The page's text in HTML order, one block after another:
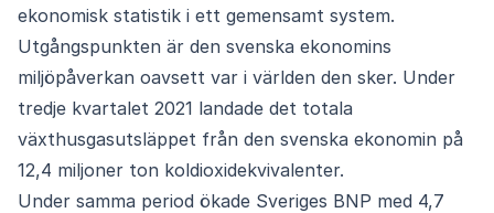
ekonomisk statistik i ett gemensamt system.
Utgångspunkten är den svenska ekonomins
miljöpåverkan oavsett var i världen den sker. Under
tredje kvartalet 2021 landade det totala
växthusgasutsläppet från den svenska ekonomin på
12,4 miljoner ton koldioxidekvivalenter.
Under samma period ökade Sveriges BNP med 4,7